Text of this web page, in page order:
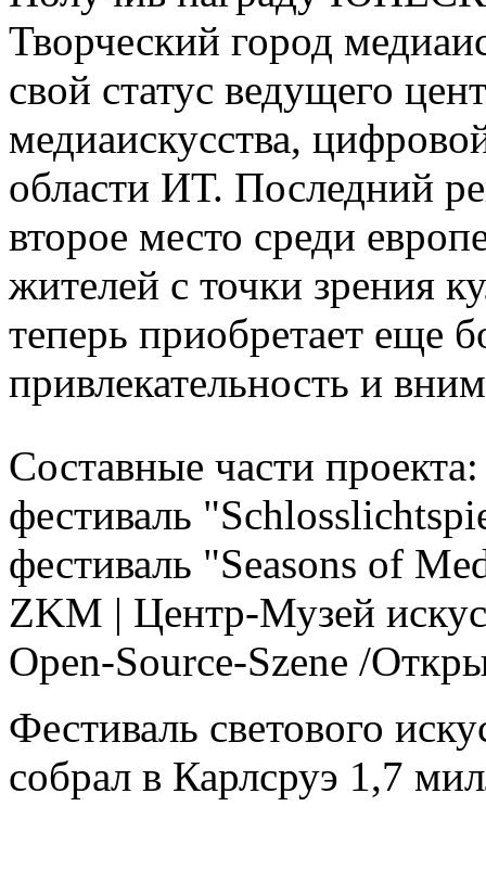
Творческий город
свой статус ведущего
медиаискусства,
области ИТ. Последний
второе место среди
жителей с точки зрения
теперь приобретает
привлекательность и
Составные части проекта:
фестиваль
фестиваль "Seasons of
ZKM | Центр-Музей
Open-Source-Szene /
Фестиваль светового
собрал в Карлсруэ 1,7